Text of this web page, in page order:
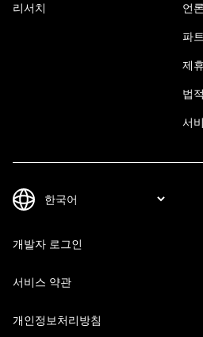
리서치 언
파
제휴
법
서
개발자 로그인
서비스 약관
개인정보처리방침